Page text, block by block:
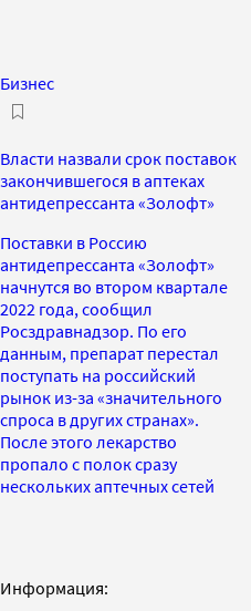
Бизнес
Власти назвали срок поставок
закончившегося в аптеках
антидепрессанта «Золофт»
Поставки в Россию
антидепрессанта «Золофт»
начнутся во втором квартале
2022 года, сообщил
Росздравнадзор. По его
данным, препарат перестал
поступать на российский
рынок из-за «значительного
спроса в других странах».
После этого лекарство
пропало с полок сразу
нескольких аптечных сетей
Информация: